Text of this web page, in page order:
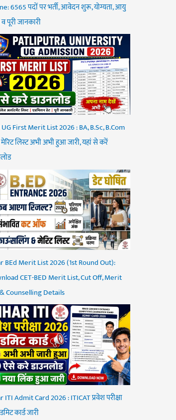
6565 पदों पर भर्ती, आवेदन शुरू, योग्यता, आयु
पूरी जानकारी
UG First Merit List 2026 : BA, B.Sc, B.Com
मेरिट लिस्ट अभी अभी हुआ जारी, यहां से करें
BEd Merit List 2026 (1st Round Out):
CET-BED Merit List, Cut Off, Merit
Counselling Details
ITI Admit Card 2026 : ITICAT प्रवेश परीक्षा
कार्ड जारी